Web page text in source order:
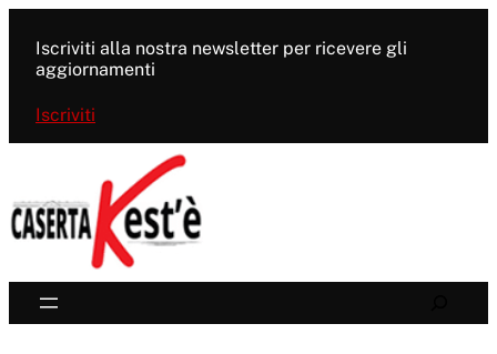
contenuto
Iscriviti alla nostra newsletter per ricevere gli
aggiornamenti
Iscriviti